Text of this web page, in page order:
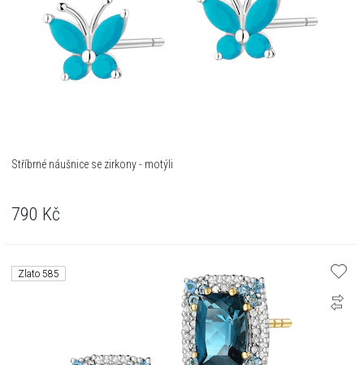
Stříbrné náušnice se zirkony - motýli
790 Kč
Zlato 585